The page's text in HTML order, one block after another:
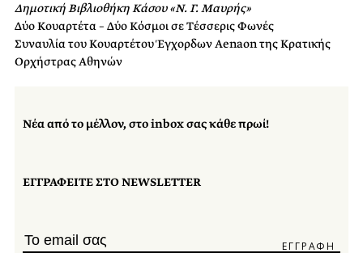
Δημοτική Βιβλιοθήκη Κάσου «Ν. Γ. Μαυρής»
Δύο Κουαρτέτα – Δύο Κόσμοι σε Τέσσερις Φωνές
Συναυλία του Κουαρτέτου Έγχορδων Aenaon της Κρατικής
Ορχήστρας Αθηνών
Νέα από το μέλλον, στο inbox σας κάθε πρωί!
ΕΓΓΡΑΦΕΙΤΕ ΣΤΟ NEWSLETTER